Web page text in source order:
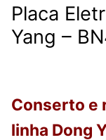
Placa
Yang –
Conserto e
linha Dong